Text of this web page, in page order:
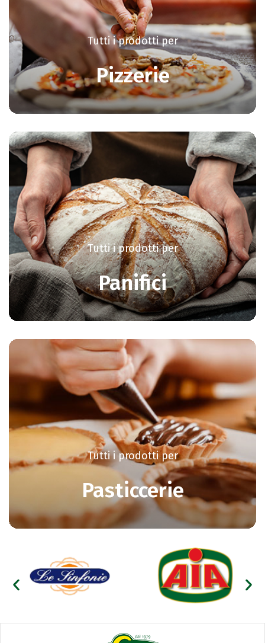
Tutti i prodotti per
Pizzerie
Tutti i prodotti per
Panifici
Tutti i prodotti per
Pasticcerie